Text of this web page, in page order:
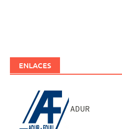
ENLACES
ADUR